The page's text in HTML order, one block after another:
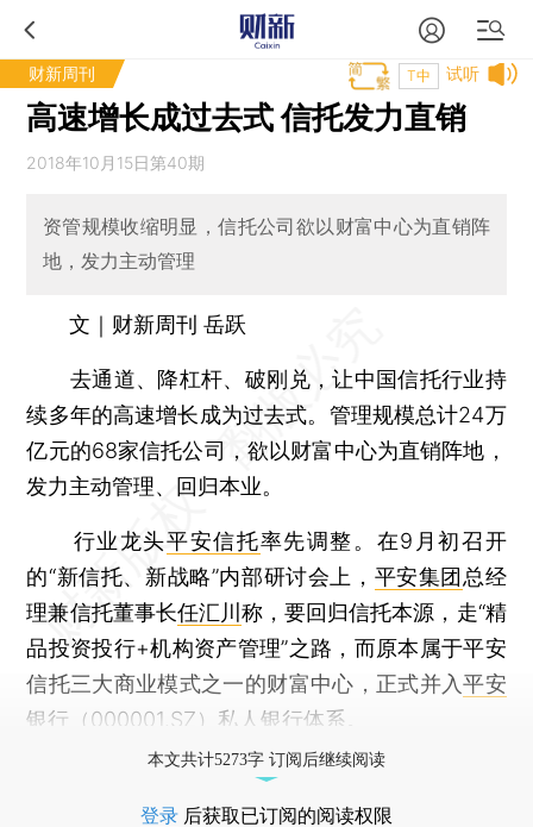
财新周刊 试听
T中
高速增长成过去式 信托发力直销
2018年10月15日第40期
资管规模收缩明显，信托公司欲以财富中心为直销阵
地，发力主动管理
文｜财新周刊 岳跃
去通道、降杠杆、破刚兑，让中国信托行业持
续多年的高速增长成为过去式。管理规模总计24万
亿元的68家信托公司，欲以财富中心为直销阵地，
发力主动管理、回归本业。
行业龙头平安信托率先调整。在9月初召开
的“新信托、新战略”内部研讨会上， 平安集团 总经
理兼信托董事长任汇川 称，要回归信托本源，走“精
品投资投行+机构资产管理”之路，而原本属于平安
信托三大商业模式之一的财富中心，正式并入平安
银行 （000001.SZ）私人银行体系。
本文共计5273字 订阅后继续阅读
登录 后获取已订阅的阅读权限